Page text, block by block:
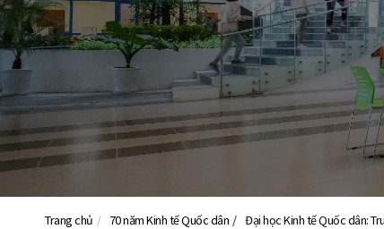
Trang chủ 70 năm Kinh tế Quốc dân Đại học Kinh tế Quốc dân: